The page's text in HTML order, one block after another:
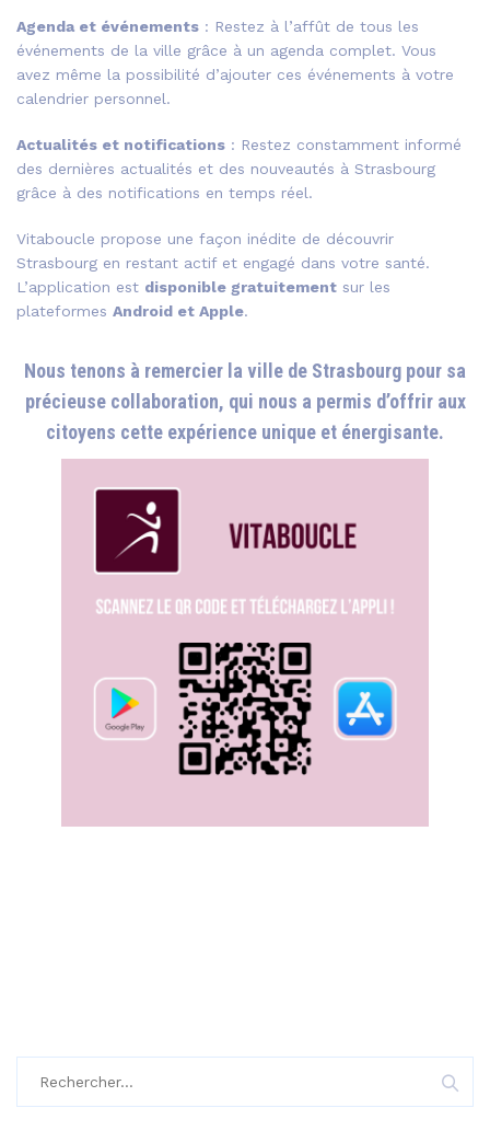
Agenda et événements : Restez à l’affût de tous les
événements de la ville grâce à un agenda complet. Vous
avez même la possibilité d’ajouter ces événements à votre
calendrier personnel.
Actualités et notifications : Restez constamment informé
des dernières actualités et des nouveautés à Strasbourg
grâce à des notifications en temps réel.
Vitaboucle propose une façon inédite de découvrir
Strasbourg en restant actif et engagé dans votre santé.
L’application est disponible gratuitement sur les
plateformes Android et Apple.
Nous tenons à remercier la ville de Strasbourg pour sa
précieuse collaboration, qui nous a permis d’offrir aux
citoyens cette expérience unique et énergisante.